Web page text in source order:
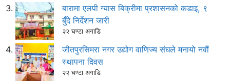
बारामा एलपी ग्यास बिक्रीमा प्रशासनको कडाइ, ९
बुँदे निर्देशन जारी
२२ घण्टा अगाडि
जीतपुरसिमरा नगर उद्योग वाणिज्य संघले मनायो नवौं
स्थापना दिवस
२२ घण्टा अगाडि